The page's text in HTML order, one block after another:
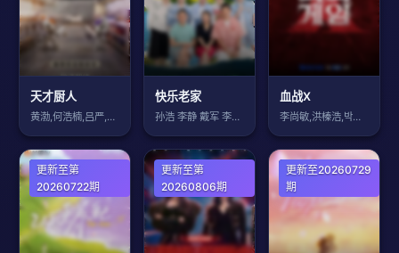
天才厨人
黄渤,何浩楠,吕严,马頔,王祖蓝,杨超越
快乐老家
孙浩 李静 戴军 李维嘉 沈凌 吴昕 武
血战X
李尚敏,洪榛浩,박지민,곽범,서출구,하
大陆综艺
更新至第
20260722期
大陆综艺
更新至第
20260806期
大陆综艺
更新至20260729
期